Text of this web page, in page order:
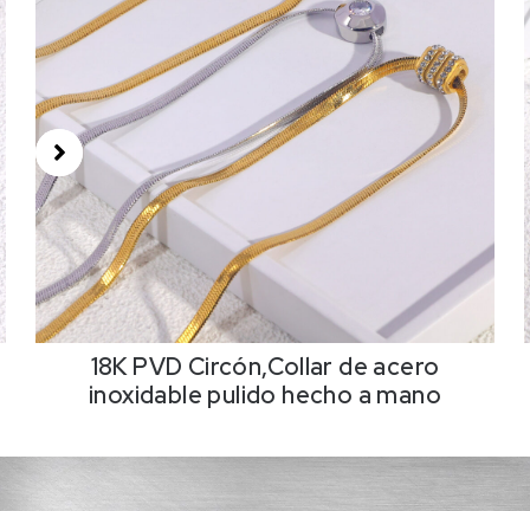
18K PVD Circón,Collar de acero
inoxidable pulido hecho a mano